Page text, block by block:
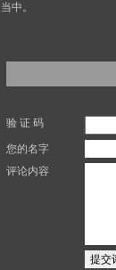
当中。
验 证 码
您的名字
评论内容